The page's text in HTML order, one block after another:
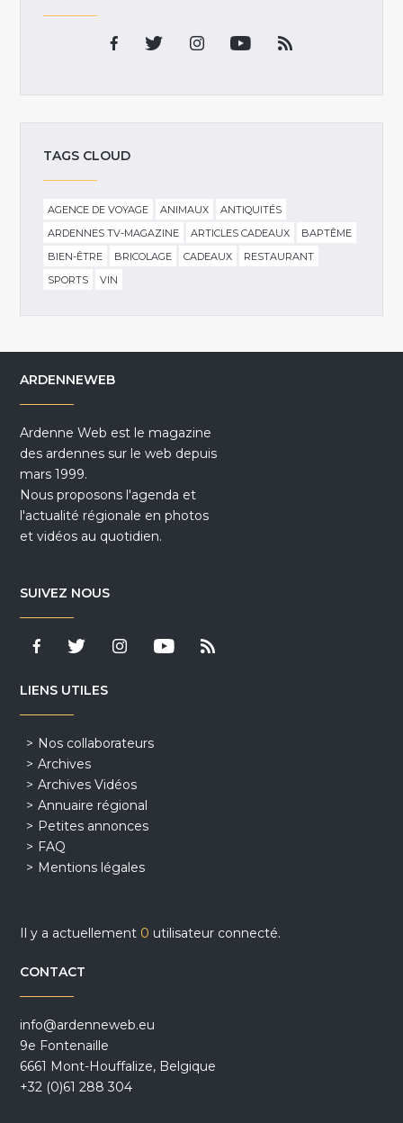
TAGS CLOUD
AGENCE DE VOYAGE ANIMAUX
ANTIQUITÉS
ARDENNES TV-MAGAZINE
ARTICLES CADEAUX
BAPTÊME
BIEN-ÊTRE
BRICOLAGE CADEAUX
RESTAURANT
SPORTS
VIN
ARDENNEWEB
Ardenne Web est le magazine
des ardennes sur le web depuis
mars 1999.
Nous proposons l'agenda et
l'actualité régionale en photos
et vidéos au quotidien.
SUIVEZ NOUS
LIENS UTILES
Nos collaborateurs
Archives
Archives Vidéos
Annuaire régional
Petites annonces
FAQ
Mentions légales
Il y a actuellement 0 utilisateur connecté.
CONTACT
info@ardenneweb.eu
9e Fontenaille
6661 Mont-Houffalize, Belgique
+32 (0)61 288 304